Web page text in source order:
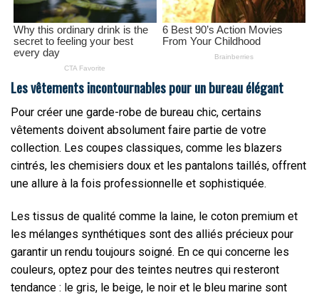
Les vêtements incontournables pour un bureau élégant
Pour créer une garde-robe de bureau chic, certains
vêtements doivent absolument faire partie de votre
collection. Les coupes classiques, comme les blazers
cintrés, les chemisiers doux et les pantalons taillés, offrent
une allure à la fois professionnelle et sophistiquée.
Les tissus de qualité comme la laine, le coton premium et
les mélanges synthétiques sont des alliés précieux pour
garantir un rendu toujours soigné. En ce qui concerne les
couleurs, optez pour des teintes neutres qui resteront
tendance : le gris, le beige, le noir et le bleu marine sont